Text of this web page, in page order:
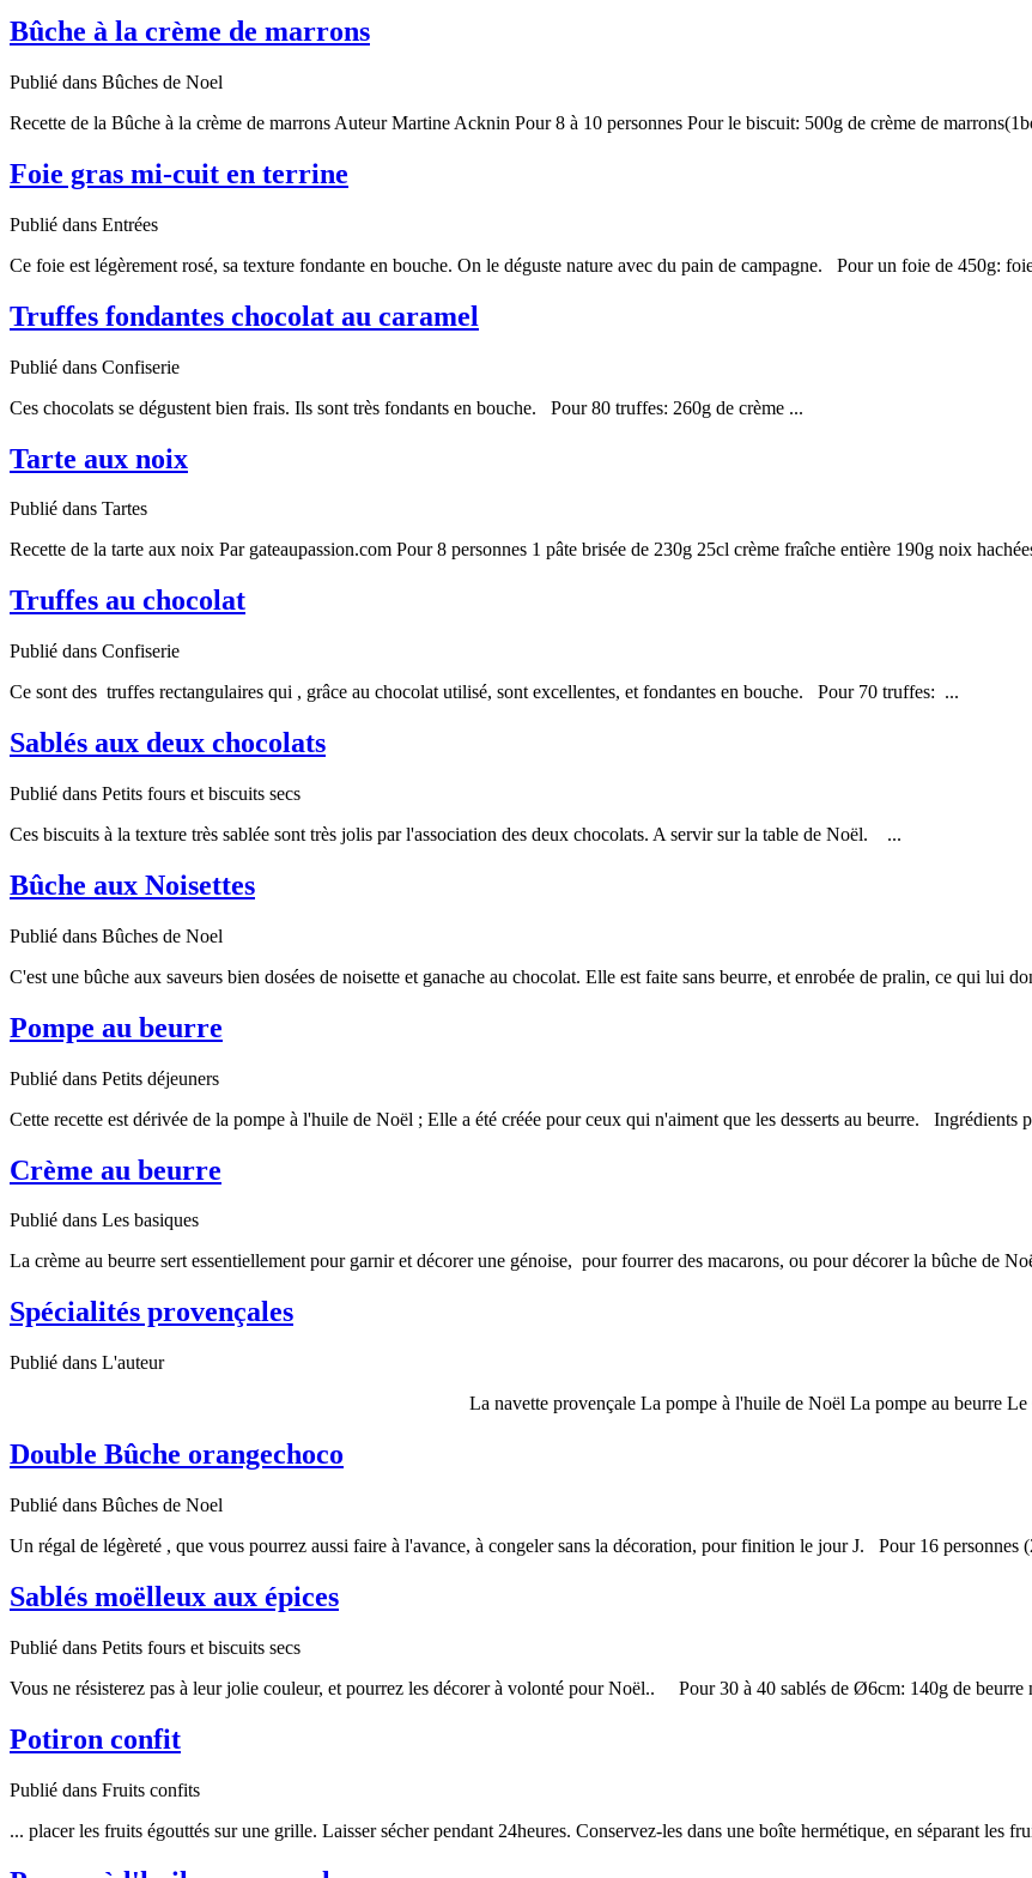
Bûche à la crème de marrons
Publié dans Bûches de Noel
Recette de la Bûche à la crème de marrons Auteur Martine Acknin Pour 8 à 10 personnes Pour le biscuit: 500g de crème de
Foie gras mi-cuit en terrine
Publié dans Entrées
Ce foie est légèrement rosé, sa texture fondante en bouche. On le déguste nature avec du pain de campagne. Pour un foie de 450g:
Truffes fondantes chocolat au caramel
Publié dans Confiserie
Ces chocolats se dégustent bien frais. Ils sont très fondants en bouche. Pour 80 truffes: 260g de crème ...
Tarte aux noix
Publié dans Tartes
Recette de la tarte aux noix Par gateaupassion.com Pour 8 personnes 1 pâte brisée de 230g 25cl crème fraîche entière 190g noix
Truffes au chocolat
Publié dans Confiserie
Ce sont des truffes rectangulaires qui , grâce au chocolat utilisé, sont excellentes, et fondantes en bouche. Pour 70 truffes: ...
Sablés aux deux chocolats
Publié dans Petits fours et biscuits secs
Ces biscuits à la texture très sablée sont très jolis par l'association des deux chocolats. A servir sur la table de Noël. ...
Bûche aux Noisettes
Publié dans Bûches de Noel
C'est une bûche aux saveurs bien dosées de noisette et ganache au chocolat. Elle est faite sans beurre, et enrobée de pralin, ce qui lui
Pompe au beurre
Publié dans Petits déjeuners
Cette recette est dérivée de la pompe à l'huile de Noël ; Elle a été créée pour ceux qui n'aiment que les desserts au beurre. Ingrédients
Crème au beurre
Publié dans Les basiques
La crème au beurre sert essentiellement pour garnir et décorer une génoise, pour fourrer des macarons, ou pour décorer la bûche de
Spécialités provençales
Publié dans L'auteur
La navette provençale La pompe à l'huile de Noël La pompe au beurre Le
Double Bûche orangechoco
Publié dans Bûches de Noel
Un régal de légèreté , que vous pourrez aussi faire à l'avance, à congeler sans la décoration, pour finition le jour J. Pour 16 personnes
Sablés moëlleux aux épices
Publié dans Petits fours et biscuits secs
Vous ne résisterez pas à leur jolie couleur, et pourrez les décorer à volonté pourNoël.. Pour 30 à 40 sablés de Ø6cm: 140g de beurre
Potiron confit
Publié dans Fruits confits
... placer les fruits égouttés sur une grille. Laisser sécher pendant 24heures. Conservez-les dans une boîte hermétique, en séparant les